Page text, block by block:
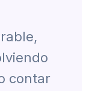
contar